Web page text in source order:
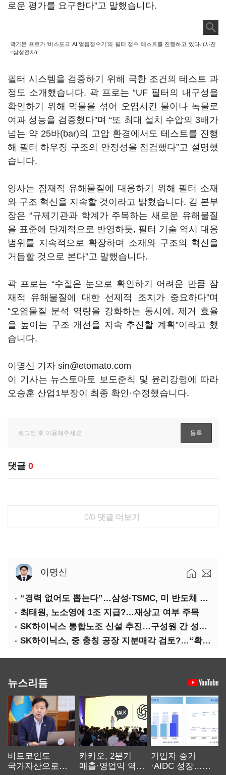
로운 평가를 요구한다”고 말했습니다.
곽기문 프로가 ‘비스포크 AI 얼음정수기’의 필터 정수 테스트를 진행하고 있다. (사진
=삼성전자)
필터 시스템을 검증하기 위해 극한 조건의 테스트 과
정도 소개했습니다. 곽 프로는 “UF 필터의 내구성을
확인하기 위해 먹물을 섞어 오염시킨 물이나 녹물로
여과 성능을 검증했다”며 “또 최대 설치 수압의 3배가
넘는 약 25바(bar)의 고압 환경에서도 테스트를 진행
해 필터 하우징 구조의 안정성을 점검했다”고 설명했
습니다.
양사는 잠재적 유해물질에 대응하기 위해 필터 소재
와 구조 혁신을 지속할 것이라고 밝혔습니다. 김 본부
장은 “규제기관과 학계가 주목하는 새로운 유해물질
을 표준에 단계적으로 반영하듯, 필터 기술 역시 대응
범위를 지속적으로 확장하며 소재와 구조의 혁신을
거듭할 것으로 본다”고 말했습니다.
곽 프로는 “수질은 눈으로 확인하기 어려운 만큼 잠
재적 유해물질에 대한 선제적 조치가 중요하다”며
“오염물질 분석 역량을 강화하는 동시에, 제거 효율
을 높이는 구조 개선을 지속 추진할 계획”이라고 했
습니다.
이명신 기자 sin@etomato.com
이 기사는 뉴스토마토 보도준칙 및 윤리강령에 따라
오승훈 산업1부장이 최종 확인·수정했습니다.
댓글 0
0/0 댓글 더보기
이명신
“경력 없어도 뽑는다”…삼성·TSMC, 미 반도체 인재 쟁탈전
최태원, 노소영에 1조 지급?…재상고 여부 주목
SK하이닉스 통합노조 신설 추진…구성원 간 성과급 불만 확산
SK하이닉스, 중 충칭 공장 지분매각 검토?…“확정된 바 없어”
뉴스리듬
비트코인도
국가자산으로…'
카카오, 2분기
매출·영업익 역대
가입자 증가
·AIDC 성장…